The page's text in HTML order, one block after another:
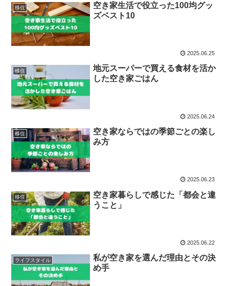
移住
空き家生活で役立った100均グッ
ズベスト10
2025.06.25
移住
地元スーパーで買える食材を活か
した空き家ごはん
2025.06.24
移住
空き家ならではの季節ごとの楽し
み方
2025.06.23
移住
空き家暮らしで感じた「都会と違
うこと」
2025.06.22
ライフスタイル
私が空き家を選んだ理由とその決
め手